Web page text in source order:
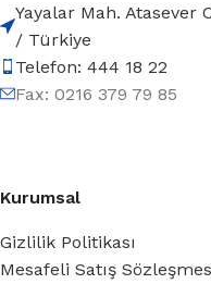
Yayalar Mah. Atasever
/ Türkiye
Telefon: 444 18 22
Fax: 0216 379 79 85
Kurumsal
Gizlilik Politikası
Mesafeli Satış